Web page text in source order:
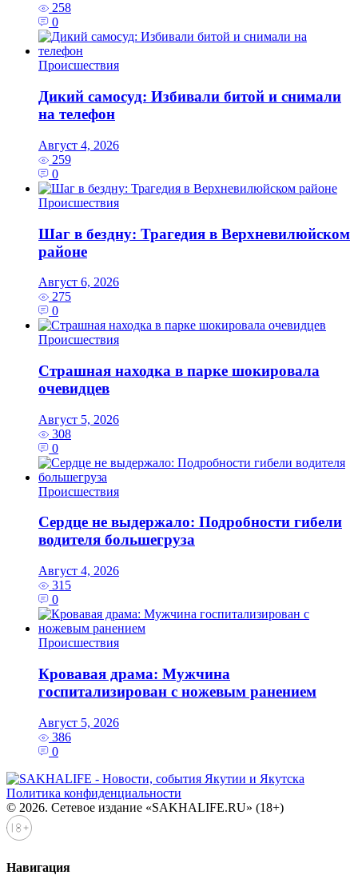
258
0
Происшествия
Дикий самосуд: Избивали битой и снимали
на телефон
Август 4, 2026
259
0
Происшествия
Шаг в бездну: Трагедия в Верхневилюйском
районе
Август 6, 2026
275
0
Происшествия
Страшная находка в парке шокировала
очевидцев
Август 5, 2026
308
0
Происшествия
Сердце не выдержало: Подробности гибели
водителя большегруза
Август 4, 2026
315
0
Происшествия
Кровавая драма: Мужчина
госпитализирован с ножевым ранением
Август 5, 2026
386
0
Политика конфиденциальности
© 2026. Сетевое издание «SAKHALIFE.RU» (18+)
Навигация